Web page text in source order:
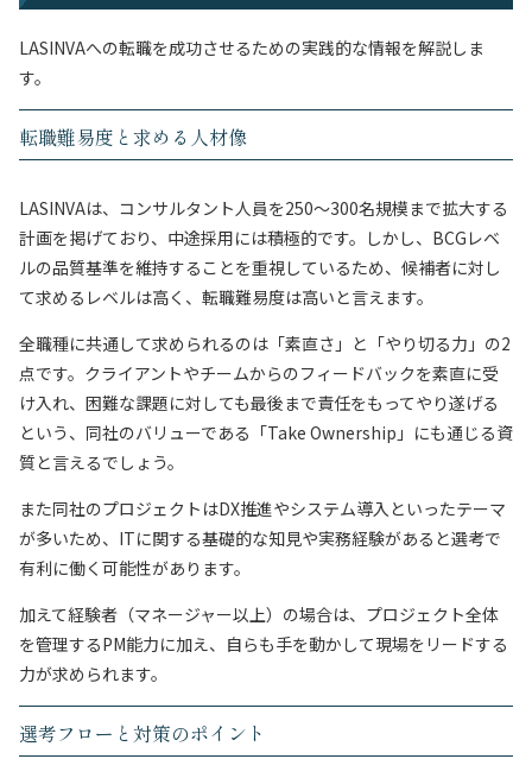
LASINVAへの転職を成功させるための実践的な情報を解説しま
す。
転職難易度と求める人材像
LASINVAは、コンサルタント人員を250〜300名規模まで拡大する
計画を掲げており、中途採用には積極的です。しかし、BCGレベ
ルの品質基準を維持することを重視しているため、候補者に対し
て求めるレベルは高く、転職難易度は高いと言えます。
全職種に共通して求められるのは「素直さ」と「やり切る力」の2
点です。クライアントやチームからのフィードバックを素直に受
け入れ、困難な課題に対しても最後まで責任をもってやり遂げる
という、同社のバリューである「Take Ownership」にも通じる資
質と言えるでしょう。
また同社のプロジェクトはDX推進やシステム導入といったテーマ
が多いため、ITに関する基礎的な知見や実務経験があると選考で
有利に働く可能性があります。
加えて経験者（マネージャー以上）の場合は、プロジェクト全体
を管理するPM能力に加え、自らも手を動かして現場をリードする
力が求められます。
選考フローと対策のポイント